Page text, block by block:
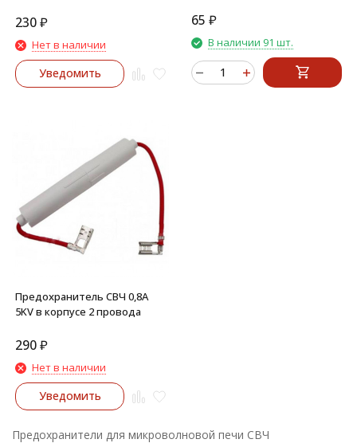
230₽
Нет в наличии
Уведомить
65 ₽
В наличии 91 шт.
Предохранитель СВЧ 0,8A
5KV в корпусе 2 провода
290₽
Нет в наличии
Уведомить
Предохранители для микроволновой печи СВЧ